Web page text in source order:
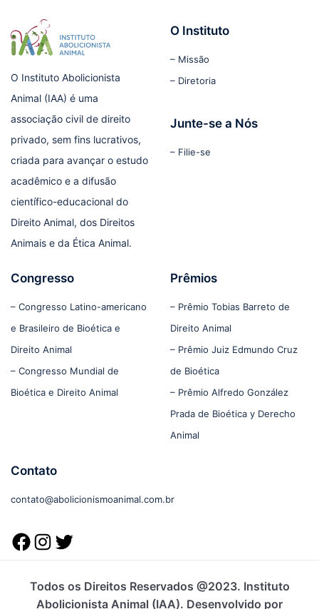
O Instituto Abolicionista
Animal (IAA) é uma
associação civil de direito
privado, sem fins lucrativos,
criada para avançar o estudo
acadêmico e a difusão
científico-educacional do
Direito Animal, dos Direitos
Animais e da Ética Animal.
O Instituto
– Missão
– Diretoria
Junte-se a Nós
– Filie-se
Congresso
– Congresso Latino-americano
e Brasileiro de Bioética e
Direito Animal
– Congresso Mundial de
Bioética e Direito Animal
Prêmios
– Prêmio Tobias Barreto de
Direito Animal
– Prêmio Juiz Edmundo Cruz
de Bioética
– Prêmio Alfredo González
Prada de Bioética y Derecho
Animal
Contato
contato@abolicionismoanimal.com.br
Todos os Direitos Reservados @2023. Instituto
Abolicionista Animal (IAA). Desenvolvido por